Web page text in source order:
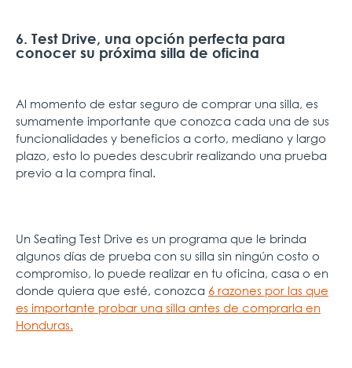
6. Test Drive, una opción perfecta para
conocer su próxima silla de oficina
Al momento de estar seguro de comprar una silla, es
sumamente importante que conozca cada una de sus
funcionalidades y beneficios a corto, mediano y largo
plazo, esto lo puedes descubrir realizando una prueba
previo a la compra final.
Un Seating Test Drive es un programa que le brinda
algunos días de prueba con su silla sin ningún costo o
compromiso, lo puede realizar en tu oficina, casa o en
donde quiera que esté, conozca 6 razones por las que
es importante probar una silla antes de comprarla en
Honduras.